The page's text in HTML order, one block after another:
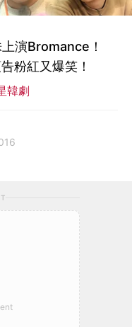
演Bromance！
粉紅又爆笑！
韓劇